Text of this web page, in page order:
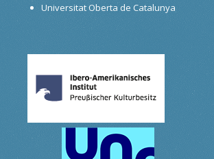
Universitat Oberta de Catalunya